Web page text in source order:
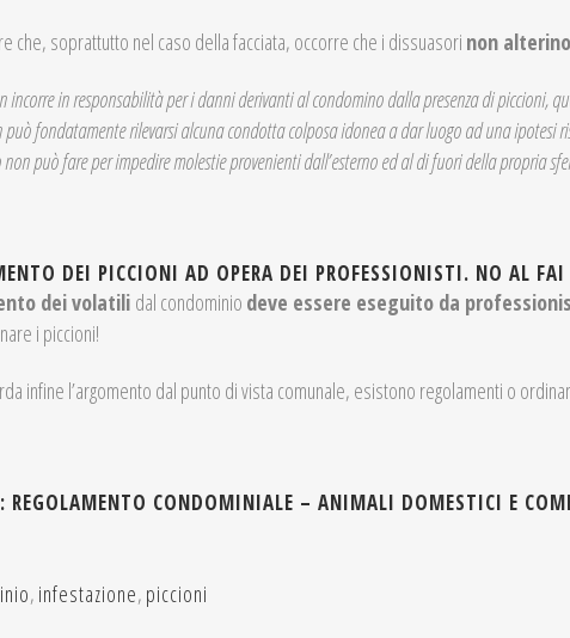
che, soprattutto nel caso della facciata, occorre che i dissuasori non
incorre in responsabilità per i danni derivanti al condomino dalla presenza di piccioni,
fondatamente rilevarsi alcuna condotta colposa idonea a dar luogo ad una ipotesi
può fare per impedire molestie provenienti dall’esterno ed al di fuori della propria
DEI PICCIONI AD OPERA DEI PROFESSIONISTI. NO AL
dei volatili dal condominio deve essere eseguito da
i piccioni!
infine l’argomento dal punto di vista comunale, esistono regolamenti o
REGOLAMENTO CONDOMINIALE – ANIMALI DOMESTICI E
, infestazione, piccioni